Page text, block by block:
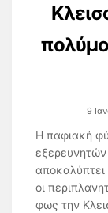
9
Η παφιακή
εξερευνητών
οι
φως την